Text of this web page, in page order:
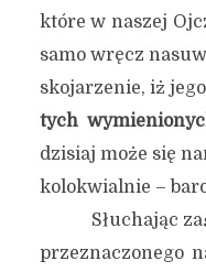
które w naszej
samo wręcz
skojarzenie, iż
tych
dzisiaj może się
kolokwialnie –
Słuchając
przeznaczonego